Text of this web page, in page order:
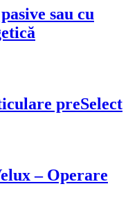
sau cu
preSelect
– Operare